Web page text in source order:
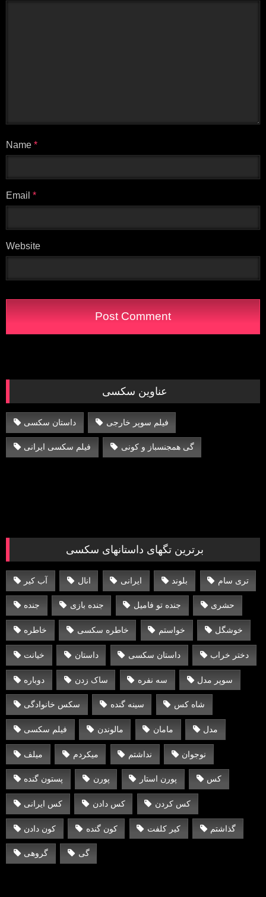
Name *
Email *
Website
عناوین سکسی
داستان سکسی فیلم سوپر خارجی
فیلم سکسی ایرانی گی همجنسباز و کونی
برترین تگهای داستانهای سکسی
آب کیر انال ایرانی بلوند تری سام
جنده جنده بازی جنده تو فامیل حشری
خاطره خاطره سکسی خواستم خوشگل
خیانت داستان داستان سکسی دختر خراب
دوباره ساک زدن سه نفره سوپر مدل
سکس خانوادگی سینه گنده شاه کس
فیلم سکسی مالوندن مامان مدل
میلف میکردم نداشتم نوجوان
پستون گنده پورن پورن استار کس
کس ایرانی کس دادن کس کردن
کون دادن کون گنده کیر کلفت گذاشتم
گروهی گی